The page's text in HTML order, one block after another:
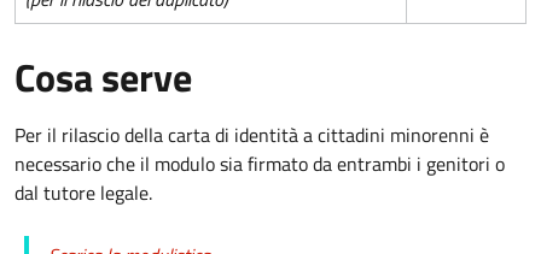
Cosa serve
Per il rilascio della carta di identità a cittadini minorenni è
necessario che il modulo sia firmato da entrambi i genitori o
dal tutore legale.